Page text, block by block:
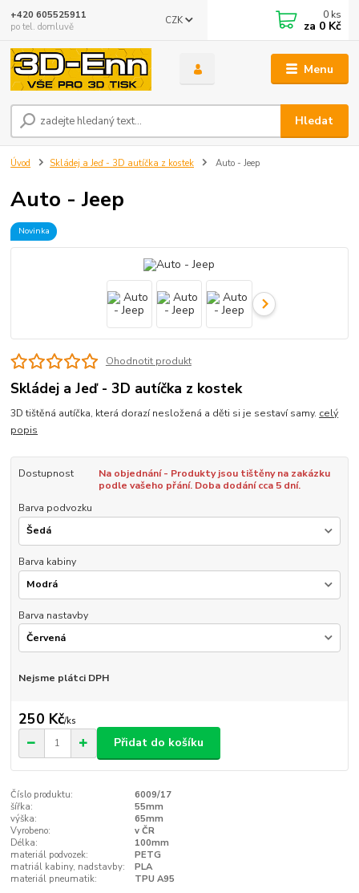
Menu
CZK
Hledat
+420 605525911
po tel. domluvě
0 ks
za 0 Kč
Úvod Skládej a Jeď - 3D autíčka z kostek Auto - Jeep
Auto - Jeep
Novinka
Ohodnotit produkt
Skládej a Jeď - 3D autíčka z kostek
3D tištěná autíčka, která dorazí nesložená a děti si je sestaví samy. celý
popis
Dostupnost
Na objednání - Produkty jsou tištěny na zakázku
podle vašeho přání. Doba dodání cca 5 dní.
Barva podvozku
Barva kabiny
Barva nastavby
Nejsme plátci DPH
250 Kč/ks
Přidat do košíku
Číslo produktu:
6009/17
šířka:
55mm
výška:
65mm
Vyrobeno:
v ČR
Délka:
100mm
materiál podvozek:
PETG
matriál kabiny, nadstavby:
PLA
materiál pneumatik:
TPU A95